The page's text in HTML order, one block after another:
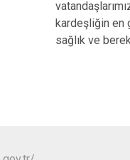
kardeşliğin en
sağlık ve